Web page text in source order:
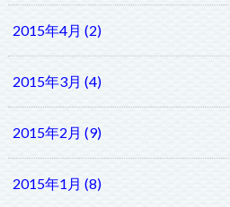
2015年4月 (2)
2015年3月 (4)
2015年2月 (9)
2015年1月 (8)